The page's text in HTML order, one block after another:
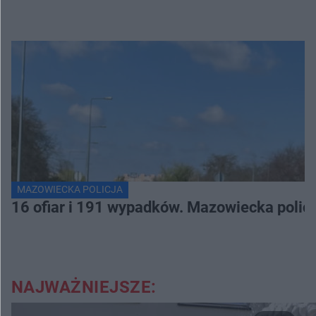
MAZOWIECKA POLICJA
16 ofiar i 191 wypadków. Mazowiecka
NAJWAŻNIEJSZE: